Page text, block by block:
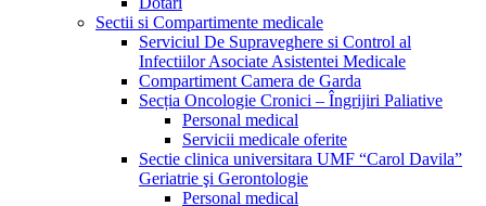
Sectii si Compartimente medicale
Serviciul De Supraveghere si Control al
Infectiilor Asociate Asistentei Medicale
Compartiment Camera de Garda
Secția Oncologie Cronici – Îngrijiri Paliative
Personal medical
Servicii medicale oferite
Sectie clinica universitara UMF “Carol Davila”
Geriatrie şi Gerontologie
Personal medical